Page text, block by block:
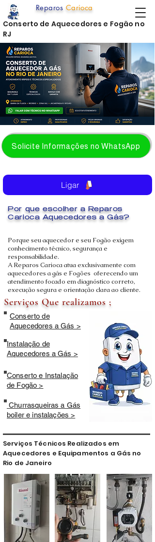
Solicite Informações no WhatsApp
Porque seu aquecedor e seu Fogão exigem
conhecimento técnico, segurança e
responsabilidade.
A Reparos Carioca atua exclusivamente com
aquecedores a gás e Fogões oferecendo um
atendimento focado em diagnóstico correto,
execução segura e orientação clara ao cliente.
Reparos Carioca
Por que escolher a Reparos
Carioca Aquecedores a Gás?
Serviços Que realizamos ;
Conserto de
Aquecedores a Gás >
Instalação de
Aquecedores a Gás >
Conserto e Instalação
de Fogão >
Churrasqueiras a Gás
boiler e instalações >
Ligar
Conserto de Aquecedores e Fogão no
RJ
Serviços Técnicos Realizados em
Aquecedores e Equipamentos a Gás no
Rio de Janeiro